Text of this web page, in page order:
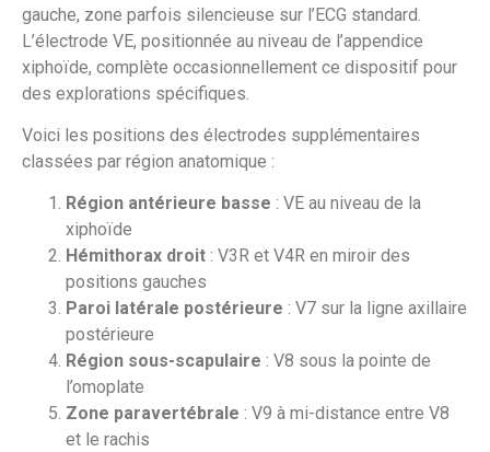
gauche, zone parfois silencieuse sur l’ECG standard.
L’électrode VE, positionnée au niveau de l’appendice
xiphoïde, complète occasionnellement ce dispositif pour
des explorations spécifiques.
Voici les positions des électrodes supplémentaires
classées par région anatomique :
Région antérieure basse : VE au niveau de la
xiphoïde
Hémithorax droit : V3R et V4R en miroir des
positions gauches
Paroi latérale postérieure : V7 sur la ligne axillaire
postérieure
Région sous-scapulaire : V8 sous la pointe de
l’omoplate
Zone paravertébrale : V9 à mi-distance entre V8
et le rachis